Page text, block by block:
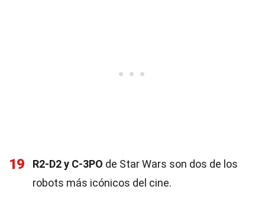
19 R2-D2 y C-3PO de Star Wars son dos de los
robots más icónicos del cine.